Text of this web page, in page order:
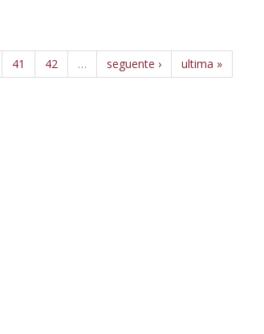
41 42 … seguente › ultima »